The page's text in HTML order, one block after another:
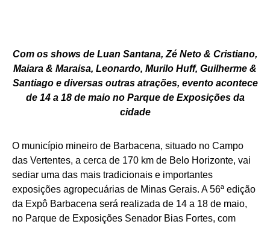
Com os shows de Luan Santana, Zé Neto & Cristiano,
Maiara & Maraisa, Leonardo, Murilo Huff, Guilherme &
Santiago e diversas outras atrações, evento acontece
de 14 a 18 de maio no Parque de Exposições da
cidade
O município mineiro de Barbacena, situado no Campo
das Vertentes, a cerca de 170 km de Belo Horizonte, vai
sediar uma das mais tradicionais e importantes
exposições agropecuárias de Minas Gerais. A 56ª edição
da Expô Barbacena será realizada de 14 a 18 de maio,
no Parque de Exposições Senador Bias Fortes, com